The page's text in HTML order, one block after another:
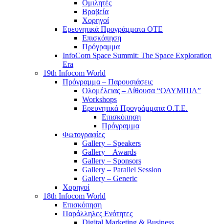
Ομιλητές
Βραβεία
Χορηγοί
Ερευνητικά Προγράμματα ΟΤΕ
Επισκόπηση
Πρόγραμμα
InfoCom Space Summit: The Space Exploration
Era
19th Infocom World
Πρόγραμμα – Παρουσιάσεις
Ολομέλειας – Αίθουσα “ΟΛΥΜΠΙΑ”
Workshops
Ερευνητικά Προγράμματα Ο.Τ.Ε.
Επισκόπηση
Πρόγραμμα
Φωτογραφίες
Gallery – Speakers
Gallery – Awards
Gallery – Sponsors
Gallery – Parallel Session
Gallery – Generic
Χορηγοί
18th Infocom World
Επισκόπηση
Παράλληλες Ενότητες
Digital Marketing & Business